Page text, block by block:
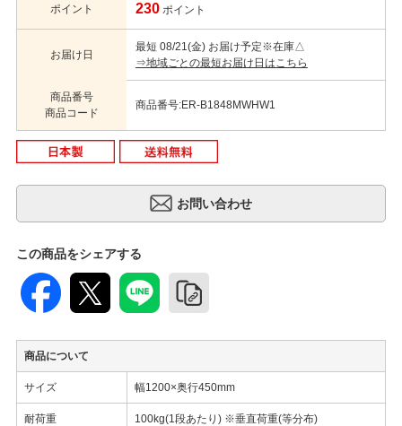
ポイント 230 ポイント
お届け日
最短 08/21(金) お届け予定※在庫△
⇒地域ごとの最短お届け日はこちら
商品番号
商品コード
商品番号:ER-B1848MWHW1
この商品をシェアする
商品について
サイズ 幅1200×奥行450mm
耐荷重 100kg(1段あたり) ※垂直荷重(等分布)